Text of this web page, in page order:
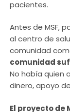
pacientes.
Antes de MSF,
al centro de
comunidad
comunidad
No había quien
dinero, apoyo
El proyecto de